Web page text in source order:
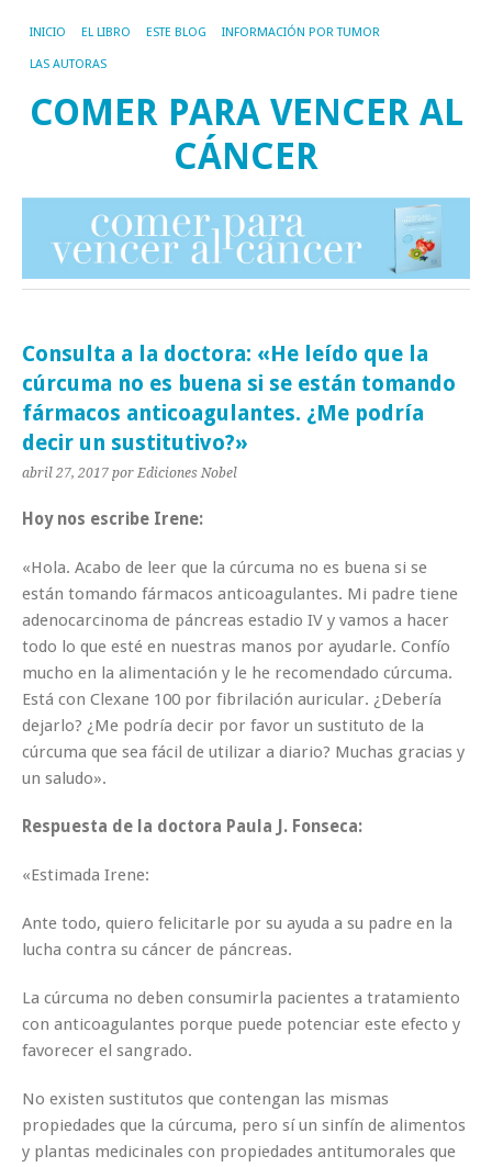
INICIO EL LIBRO ESTE BLOG INFORMACIÓN POR TUMOR
LAS AUTORAS
COMER PARA VENCER AL
CÁNCER
Consulta a la doctora: «He leído que la
cúrcuma no es buena si se están tomando
fármacos anticoagulantes. ¿Me podría
decir un sustitutivo?»
abril 27, 2017 por Ediciones Nobel
Hoy nos escribe Irene:
«Hola. Acabo de leer que la cúrcuma no es buena si se
están tomando fármacos anticoagulantes. Mi padre tiene
adenocarcinoma de páncreas estadio IV y vamos a hacer
todo lo que esté en nuestras manos por ayudarle. Confío
mucho en la alimentación y le he recomendado cúrcuma.
Está con Clexane 100 por fibrilación auricular. ¿Debería
dejarlo? ¿Me podría decir por favor un sustituto de la
cúrcuma que sea fácil de utilizar a diario? Muchas gracias y
un saludo».
Respuesta de la doctora Paula J. Fonseca:
«Estimada Irene:
Ante todo, quiero felicitarle por su ayuda a su padre en la
lucha contra su cáncer de páncreas.
La cúrcuma no deben consumirla pacientes a tratamiento
con anticoagulantes porque puede potenciar este efecto y
favorecer el sangrado.
No existen sustitutos que contengan las mismas
propiedades que la cúrcuma, pero sí un sinfín de alimentos
y plantas medicinales con propiedades antitumorales que